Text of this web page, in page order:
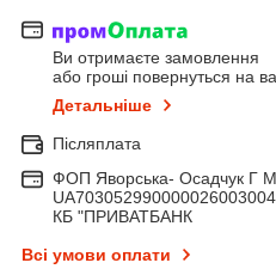
Ви отримаєте замовлення
або гроші повернуться на
Детальніше
Післяплата
ФОП Яворська- Осадчук Г
КБ "ПРИВАТБАНК
Всі умови оплати